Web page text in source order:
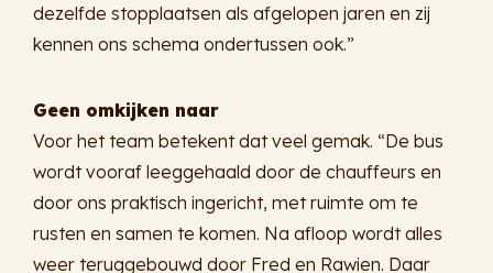
dezelfde stopplaatsen als afgelopen jaren en zij
kennen ons schema ondertussen ook.”
Geen omkijken naar
Voor het team betekent dat veel gemak. “De bus
wordt vooraf leeggehaald door de chauffeurs en
door ons praktisch ingericht, met ruimte om te
rusten en samen te komen. Na afloop wordt alles
weer teruggebouwd door Fred en Rawien. Daar